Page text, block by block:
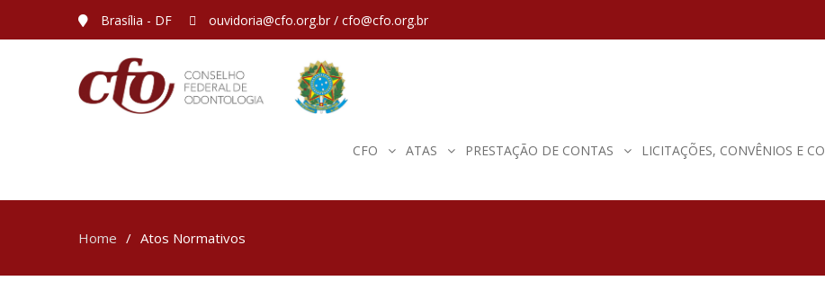
Brasília - DF ouvidoria@cfo.org.br / cfo@cfo.org.br
CFO ATAS PRESTAÇÃO DE CONTAS LICITAÇÕES, CONVÊNIOS E
Home Atos Normativos